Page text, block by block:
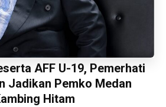
AFF U-19, Pemerhati
Jadikan Pemko Medan
Hitam